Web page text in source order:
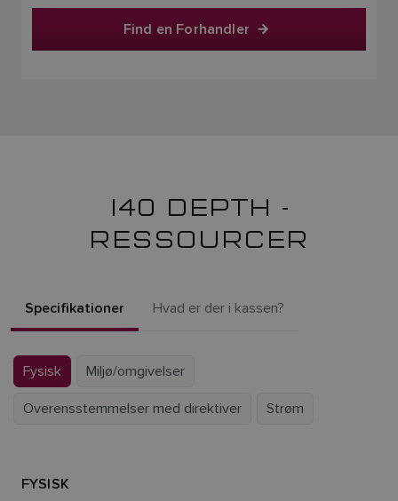
Find en Forhandler
I40 DEPTH -
RESSOURCER
Specifikationer Hvad er der i kassen?
Fysisk Miljø/omgivelser
Overensstemmelser med direktiver Strøm
FYSISK